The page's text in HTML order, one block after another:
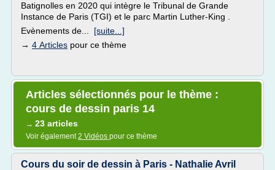
Batignolles en 2020 qui intègre le Tribunal de Grande
Instance de Paris (TGI) et le parc Martin Luther-King .
Evènements de... [suite...]
→ 4 Articles pour ce thème
Articles sélectionnés pour le thème :
cours de dessin paris 14
→ 23 articles
Voir également2 Vidéos pour ce thème
Cours du soir de dessin à Paris - Nathalie Avril